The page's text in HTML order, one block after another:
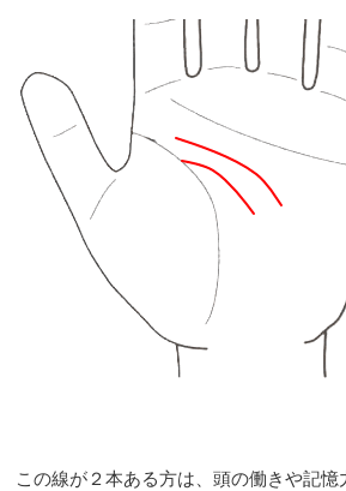
この線が２本ある方は、頭の働きや記憶